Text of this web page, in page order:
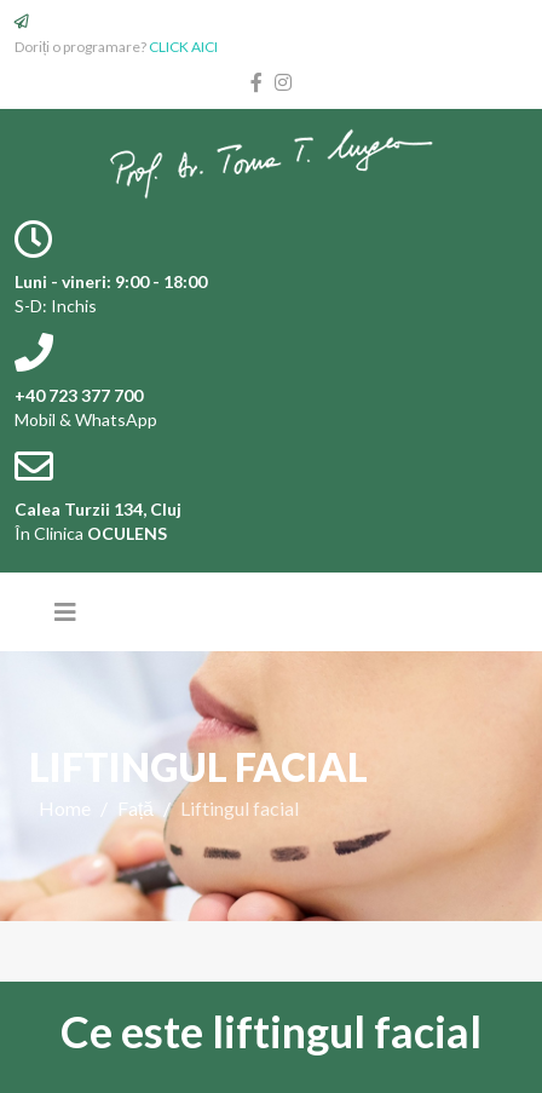
Doriți o programare? CLICK AICI
Luni - vineri: 9:00 - 18:00
S-D: Inchis
+40 723 377 700
Mobil & WhatsApp
Calea Turzii 134, Cluj
În Clinica OCULENS
LIFTINGUL FACIAL
Home Față Liftingul facial
Ce este liftingul facial